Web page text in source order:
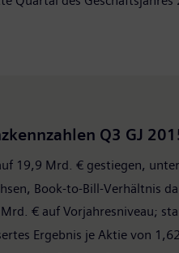
Q3 GJ
19,9 Mrd. € gestiegen,
Book-to-Bill-Verhältnis
€ auf Vorjahresniveau;
Ergebnis je Aktie von